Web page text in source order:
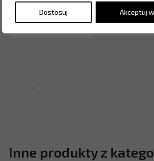
Dostosuj Akceptuj
Inne produkty z